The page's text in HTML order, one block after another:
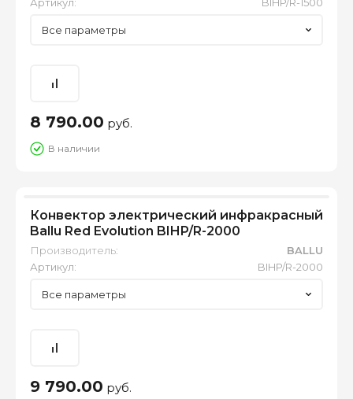
Все параметры
8 790.00 руб.
В наличии
Конвектор электрический инфракрасный
Ballu Red Evolution BIHP/R-2000
Производитель:
BALLU
Артикул:
BIHP/R-2000
Все параметры
9 790.00 руб.